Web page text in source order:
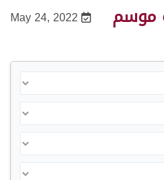
May 24, 2022 موسم